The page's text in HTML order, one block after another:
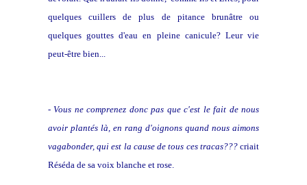
quelques cuillers de plus de pitance brunâtre ou
quelques gouttes d'eau en pleine canicule? Leur vie
peut-être bien...
-Vous ne comprenez donc pas que c'est le fait de nous
avoir plantés là, en rang d'oignons quand nous aimons
vagabonder, qui est la cause de tous ces tracas???criait
Réséda de sa voix blanche et rose.